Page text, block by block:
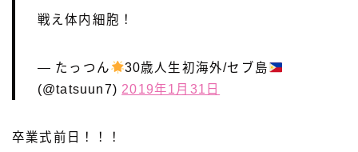
お問い合わせフォーム
戦え体内細胞！
— たっつん
30歳人生初海外/セブ島
(@tatsuun7)2019年1月31日
卒業式前日！！！